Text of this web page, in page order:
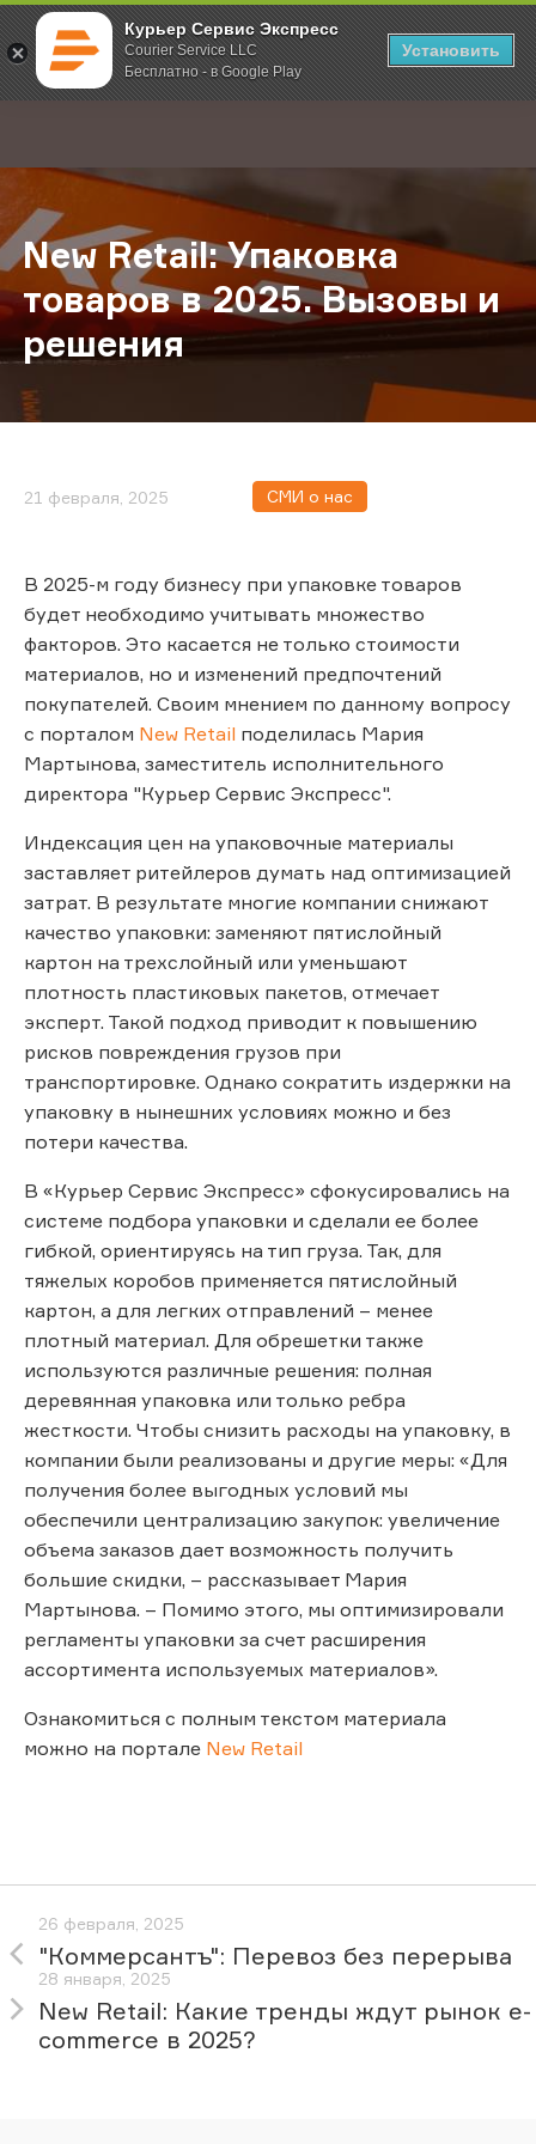
Курьер Сервис Экспресс
Courier Service LLC
Бесплатно - в Google Play
Установить
; Главная О компании Новости New Retail: Упаковка товаров в
New Retail: Упаковка
товаров в 2025. Вызовы и
решения
21 февраля, 2025 СМИ о нас
В 2025-м году бизнесу при упаковке товаров
будет необходимо учитывать множество
факторов. Это касается не только стоимости
материалов, но и изменений предпочтений
покупателей. Своим мнением по данному вопросу
с порталом New Retail поделилась Мария
Мартынова, заместитель исполнительного
директора "Курьер Сервис Экспресс".
Индексация цен на упаковочные материалы
заставляет ритейлеров думать над оптимизацией
затрат. В результате многие компании снижают
качество упаковки: заменяют пятислойный
картон на трехслойный или уменьшают
плотность пластиковых пакетов, отмечает
эксперт. Такой подход приводит к повышению
рисков повреждения грузов при
транспортировке. Однако сократить издержки на
упаковку в нынешних условиях можно и без
потери качества.
В «Курьер Сервис Экспресс» сфокусировались на
системе подбора упаковки и сделали ее более
гибкой, ориентируясь на тип груза. Так, для
тяжелых коробов применяется пятислойный
картон, а для легких отправлений – менее
плотный материал. Для обрешетки также
используются различные решения: полная
деревянная упаковка или только ребра
жесткости. Чтобы снизить расходы на упаковку, в
компании были реализованы и другие меры: «Для
получения более выгодных условий мы
обеспечили централизацию закупок: увеличение
объема заказов дает возможность получить
большие скидки, – рассказывает Мария
Мартынова. – Помимо этого, мы оптимизировали
регламенты упаковки за счет расширения
ассортимента используемых материалов».
Ознакомиться с полным текстом материала
можно на портале New Retail
26 февраля, 2025
"Коммерсантъ": Перевоз без перерыва
28 января, 2025
New Retail: Какие тренды ждут рынок e-
commerce в 2025?